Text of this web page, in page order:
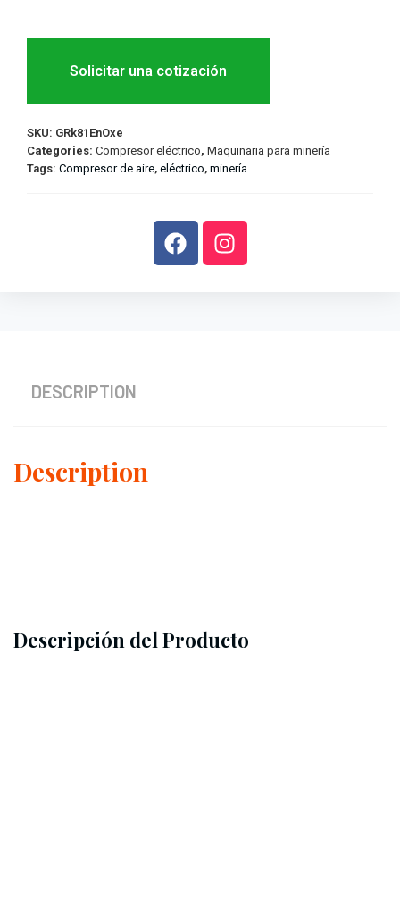
Solicitar una cotización
SKU: GRk81EnOxe
Categories: Compresor eléctrico, Maquinaria para minería
Tags: Compresor de aire, eléctrico, minería
DESCRIPTION
Description
Descripción del Producto